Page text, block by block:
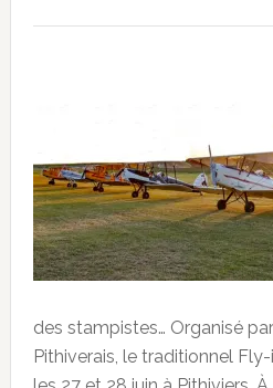
des stampistes… Organisé
Pithiverais, le traditionnel